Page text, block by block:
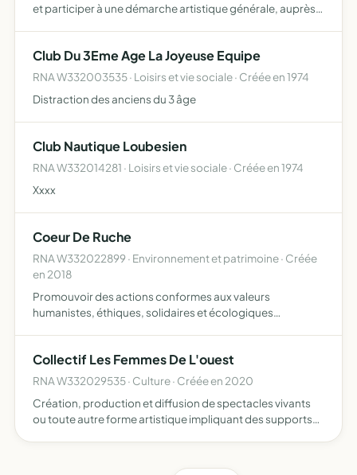
et participer à une démarche artistique générale, auprès
Club Du 3Eme Age La Joyeuse Equipe
RNA W332003535 · Loisirs et vie sociale · Créée en 1974
Distraction des anciens du 3 âge
Club Nautique Loubesien
RNA W332014281 · Loisirs et vie sociale · Créée en 1974
Xxxx
Coeur De Ruche
RNA W332022899 · Environnement et patrimoine · Créée
en 2018
Promouvoir des actions conformes aux valeurs
humanistes, éthiques, solidaires et écologiques
plus soutena…
Collectif Les Femmes De L'ouest
RNA W332029535 · Culture · Créée en 2020
Création, production et diffusion de spectacles vivants
ou toute autre forme artistique impliquant des supports